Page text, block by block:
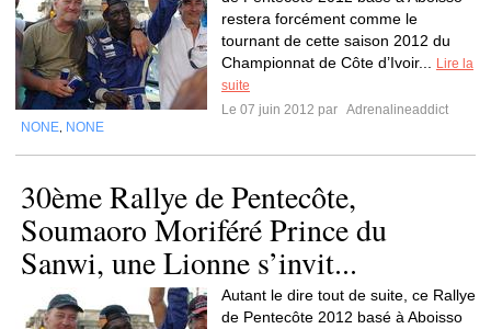
restera forcément comme le
tournant de cette saison 2012 du
Championnat de Côte d’Ivoir...
Lire la
suite
Le 07 juin 2012 par Adrenalineaddict
NONE NONE
30ème Rallye de Pentecôte,
Soumaoro Moriféré Prince du
Sanwi, une Lionne s’invit...
Autant le dire tout de suite, ce Rallye
de Pentecôte 2012 basé à Aboisso